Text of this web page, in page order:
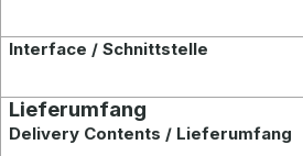
Interface / Schnittstelle
Lieferumfang
Delivery Contents / Lieferumfang